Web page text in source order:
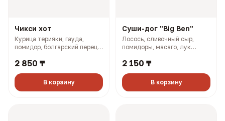
Чикси хот
Курица терияки, гауда,
помидор, болгарский перец,
гр, 660 ккал)
2 850 ₸
В корзину
Суши-дог "Big Ben"
Лосось, сливочный сыр,
помидоры, масаго, лук
гр, 773 ккал)
2 150 ₸
В корзину